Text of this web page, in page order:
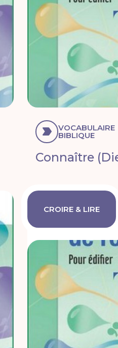
VOCABULAIRE
BIBLIQUE
Connaître
CROIRE & LIRE